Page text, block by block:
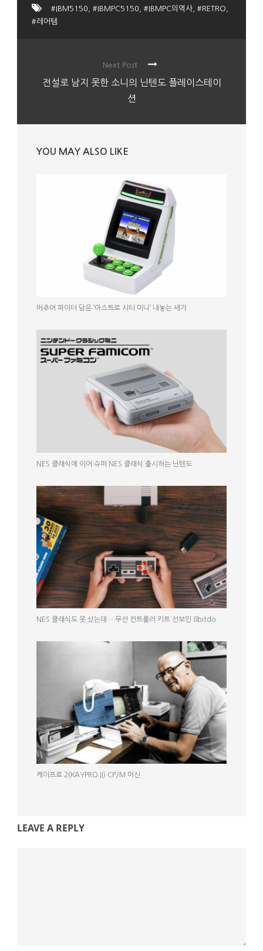
#IBM5150 #IBMPC5150 #IBMPC의역사 #RETRO
#레어템
Next Post
전설로 남지 못한 소니의 닌텐도 플레이스테이
션
YOU MAY ALSO LIKE
버추어 파이터 담은 ‘아스트로 시티 미니’ 내놓는 세가
NES 클래식에 이어 슈퍼 NES 클래식 출시하는 닌텐도
NES 클래식도 못 샀는데… 무선 컨트롤러 키트 선보인 8bitdo
케이프로 2(KAYPRO II) CP/M 머신
LEAVE A REPLY